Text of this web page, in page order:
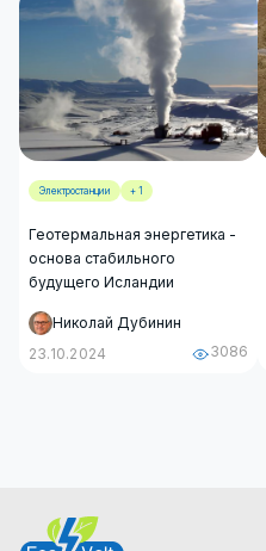
Электростанции + 1
Геотермальная энергетика -
основа стабильного
будущего Исландии
Николай Дубинин
23.10.2024
3086